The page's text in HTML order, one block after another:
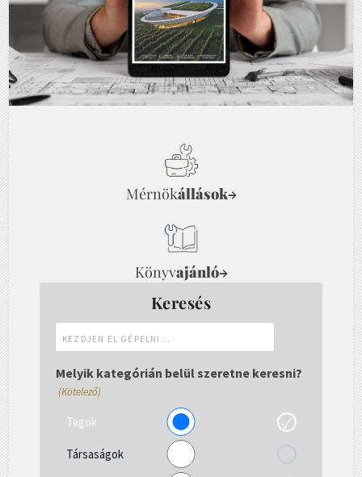
Mérnökállások→
Könyvajánló→
Keresés
el
gépelni...
Melyik kategórián belül szeretne keresni?
(Kötelező)
Tagok
Társaságok